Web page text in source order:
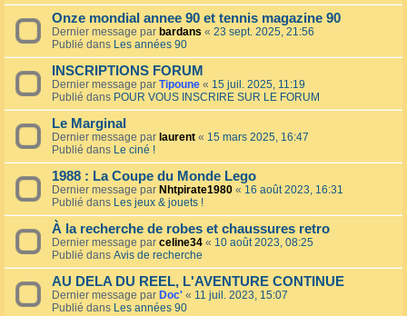
Onze mondial annee 90 et tennis magazine 90
Dernier message par bardans « 23 sept. 2025, 21:56
Publié dans Les années 90
INSCRIPTIONS FORUM
Dernier message par Tipoune « 15 juil. 2025, 11:19
Publié dans POUR VOUS INSCRIRE SUR LE FORUM
Le Marginal
Dernier message par laurent « 15 mars 2025, 16:47
Publié dans Le ciné !
1988 : La Coupe du Monde Lego
Dernier message par Nhtpirate1980 « 16 août 2023, 16:31
Publié dans Les jeux & jouets !
À la recherche de robes et chaussures retro
Dernier message par celine34 « 10 août 2023, 08:25
Publié dans Avis de recherche
AU DELA DU REEL, L'AVENTURE CONTINUE
Dernier message par Doc' « 11 juil. 2023, 15:07
Publié dans Les années 90